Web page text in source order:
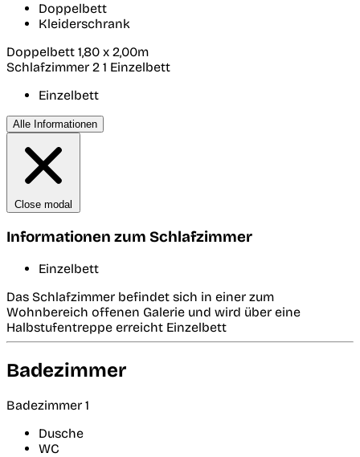
Doppelbett
Kleiderschrank
Doppelbett 1,80 x 2,00m
Schlafzimmer 2 1 Einzelbett
Einzelbett
Alle Informationen
Close modal
Informationen zum Schlafzimmer
Einzelbett
Das Schlafzimmer befindet sich in einer zum
Wohnbereich offenen Galerie und wird über eine
Halbstufentreppe erreicht Einzelbett
Badezimmer
Badezimmer 1
Dusche
WC